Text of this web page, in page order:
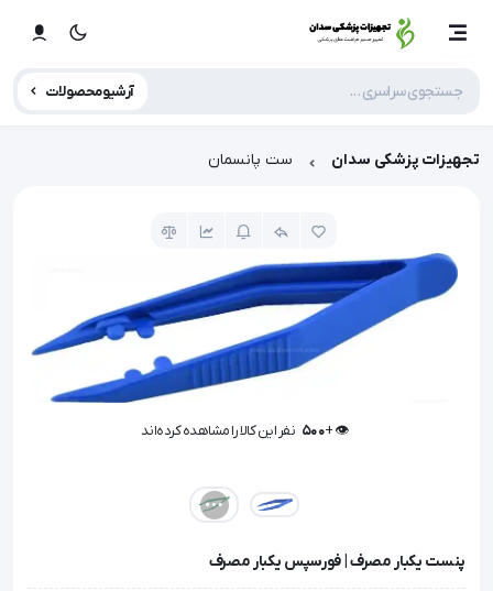
آرشیو محصولات
تجهیزات پزشکی سدان ست پانسمان
👁️ +
500 نفر این کالا را مشاهده کرده‌اند
پنست یکبار مصرف | فورسپس یکبار مصرف